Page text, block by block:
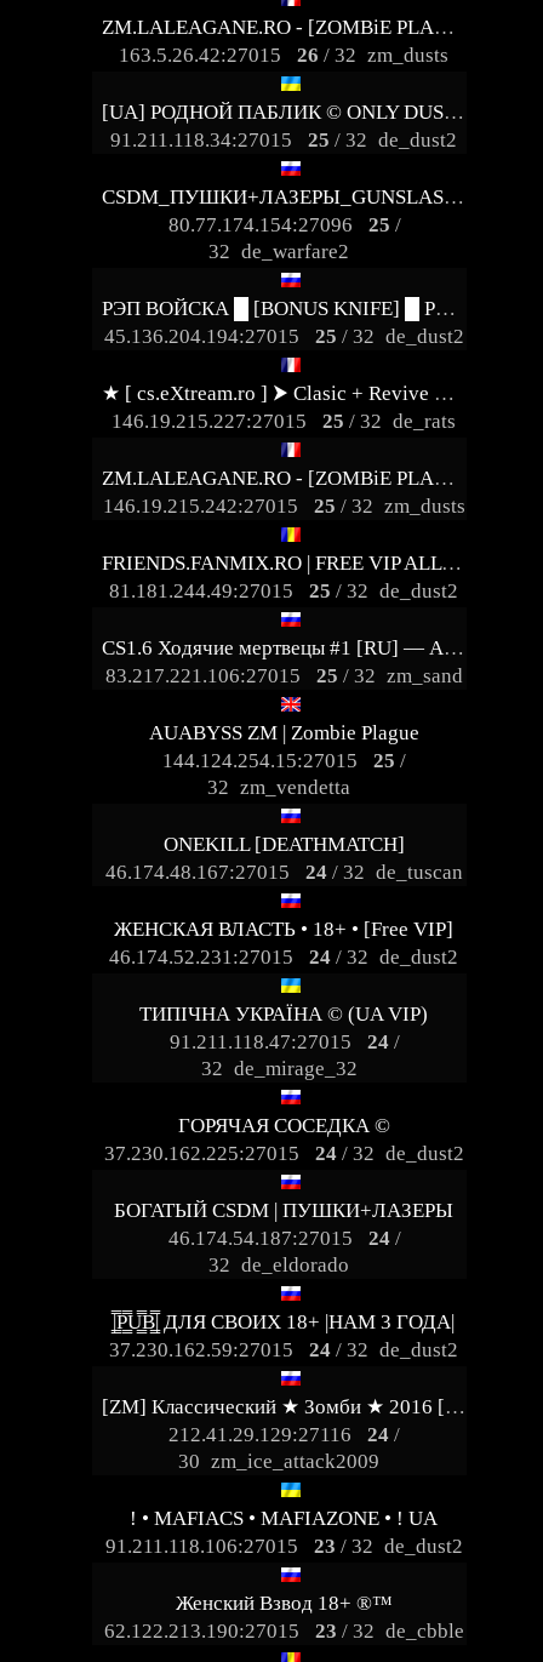
ZM.LALEAGANE.RO - [ZOMBiE PLAGUE 6.3]
163.5.26.42:27015
26 / 32 zm_dusts
[UA] РОДНОЙ ПАБЛИК © ONLY DUST2
91.211.118.34:27015
25 / 32 de_dust2
CSDM_ПУШКИ+ЛАЗЕРЫ_GUNSLASERS
80.77.174.154:27096
25 /
32 de_warfare2
РЭП ВОЙСКА █ [BONUS KNIFE] █ PUBLIC©
45.136.204.194:27015
25 / 32 de_dust2
★ [ cs.eXtream.ro ] ⮞ Clasic + Revive Mode | Free GUN
146.19.215.227:27015
25 / 32 de_rats
ZM.LALEAGANE.RO - [ZOMBiE PLAGUE 6.3]
146.19.215.242:27015
25 / 32 zm_dusts
FRIENDS.FANMIX.RO | FREE VIP ALL TIME
81.181.244.49:27015
25 / 32 de_dust2
CS1.6 Ходячие мертвецы #1 [RU] — AZURE-GAMING.RU
83.217.221.106:27015
25 / 32 zm_sand
AUABYSS ZM | Zombie Plague
144.124.254.15:27015
25 /
32 zm_vendetta
ONEKILL [DEATHMATCH]
46.174.48.167:27015
24/ 32 de_tuscan
ЖЕНСКАЯ ВЛАСТЬ • 18+ • [Free VIP]
46.174.52.231:27015
24 / 32 de_dust2
ТИПІЧНА УКРАЇНА © (UA VIP)
91.211.118.47:27015
24/
32 de_mirage_32
ГОРЯЧАЯ СОСЕДКА ©
37.230.162.225:27015
24/ 32 de_dust2
БОГАТЫЙ CSDM | ПУШКИ+ЛАЗЕРЫ
46.174.54.187:27015
24/
32 de_eldorado
|͇̿P͇̿U͇̿B͇̿| ДЛЯ СВОИХ 18+ |НАМ 3 ГОДА|
37.230.162.59:27015
24 / 32 de_dust2
[ZM] Классический ★ Зомби ★ 2016 [RU]
212.41.29.129:27116
24 /
30 zm_ice_attack2009
! • MAFIACS • MAFIAZONE • ! UA
91.211.118.106:27015
23 / 32 de_dust2
Женский Взвод 18+ ®™
62.122.213.190:27015
23 / 32 de_cbble